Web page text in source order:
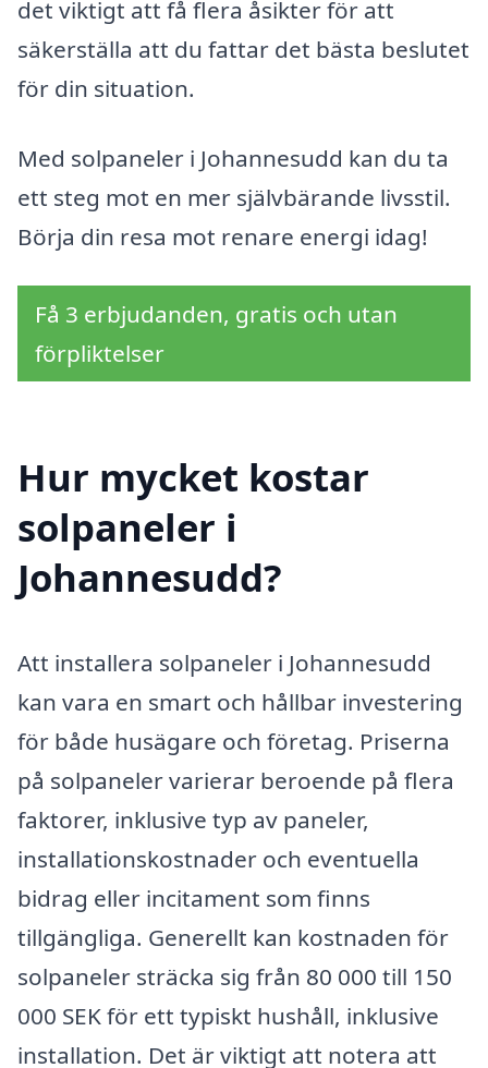
det viktigt att få flera åsikter för att
säkerställa att du fattar det bästa beslutet
för din situation.
Med solpaneler i Johannesudd kan du ta
ett steg mot en mer självbärande livsstil.
Börja din resa mot renare energi idag!
Få 3 erbjudanden, gratis och utan
förpliktelser
Hur mycket kostar
solpaneler i
Johannesudd?
Att installera solpaneler i Johannesudd
kan vara en smart och hållbar investering
för både husägare och företag. Priserna
på solpaneler varierar beroende på flera
faktorer, inklusive typ av paneler,
installationskostnader och eventuella
bidrag eller incitament som finns
tillgängliga. Generellt kan kostnaden för
solpaneler sträcka sig från 80 000 till 150
000 SEK för ett typiskt hushåll, inklusive
installation. Det är viktigt att notera att